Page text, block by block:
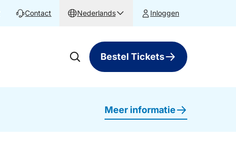
Contact Nederlands Inloggen
Bestel Tickets
Meer informatie